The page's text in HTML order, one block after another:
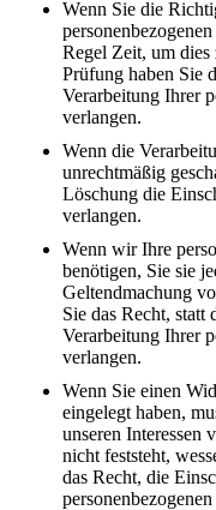
Wenn Sie die
Regel Zeit, um
Prüfung haben Sie
Verarbeitung Ihrer
verlangen.
Wenn die
unrechtmäßig
Löschung die
verlangen.
Wenn wir Ihre
benötigen, Sie sie
Geltendmachung
Sie das Recht,
Verarbeitung Ihrer
verlangen.
Wenn Sie einen
eingelegt haben,
unseren Interessen
nicht feststeht,
das Recht, die